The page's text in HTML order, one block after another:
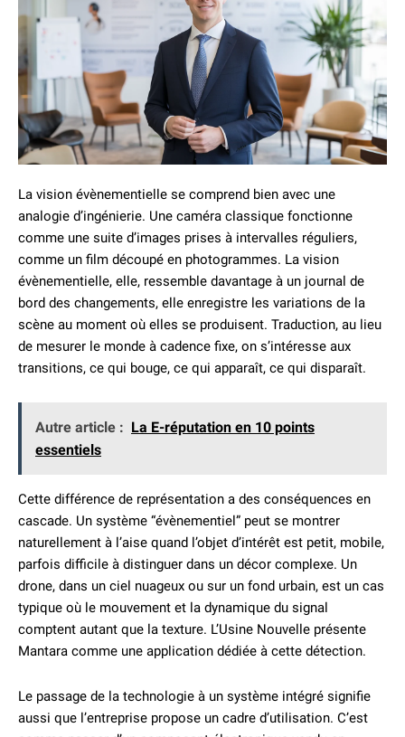
La vision évènementielle se comprend bien avec une
analogie d’ingénierie. Une caméra classique fonctionne
comme une suite d’images prises à intervalles réguliers,
comme un film découpé en photogrammes. La vision
évènementielle, elle, ressemble davantage à un journal de
bord des changements, elle enregistre les variations de la
scène au moment où elles se produisent. Traduction, au lieu
de mesurer le monde à cadence fixe, on s’intéresse aux
transitions, ce qui bouge, ce qui apparaît, ce qui disparaît.
Autre article : La E-réputation en 10 points
essentiels
Cette différence de représentation a des conséquences en
cascade. Un système “évènementiel” peut se montrer
naturellement à l’aise quand l’objet d’intérêt est petit, mobile,
parfois difficile à distinguer dans un décor complexe. Un
drone, dans un ciel nuageux ou sur un fond urbain, est un cas
typique où le mouvement et la dynamique du signal
comptent autant que la texture. L’Usine Nouvelle présente
Mantara comme une application dédiée à cette détection.
Le passage de la technologie à un système intégré signifie
aussi que l’entreprise propose un cadre d’utilisation. C’est